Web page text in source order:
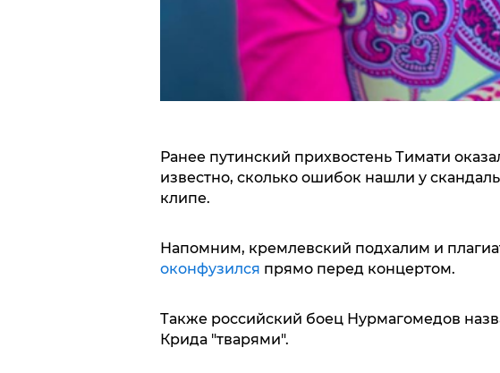
Ранее путинский прихвостень Тимати
известно, сколько ошибок нашли у
клипе.
Напомним, кремлевский подхалим и
оконфузился прямо перед концертом.
Также российский боец Нурмагомедов
Крида "тварями".